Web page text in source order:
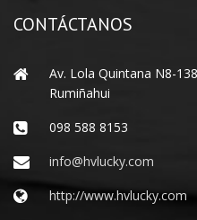
CONTÁCTANOS
Av. Lola Quintana N8-
Rumiñahui
098 588 8153
info@hvlucky.com
http://www.hvlucky.com